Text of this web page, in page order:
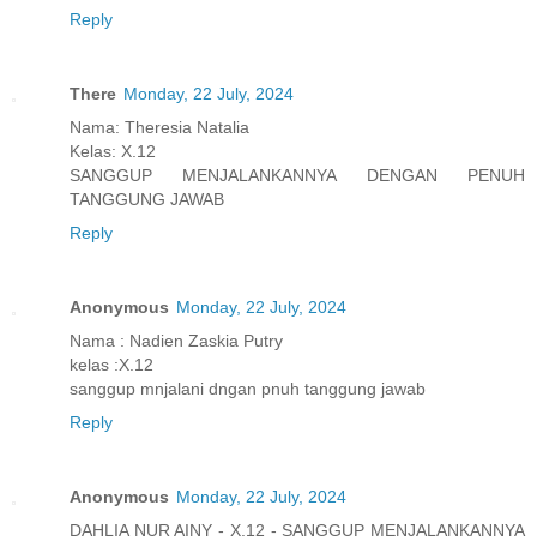
Reply
There Monday, 22 July, 2024
Nama: Theresia Natalia
Kelas: X.12
SANGGUP MENJALANKANNYA DENGAN PENUH
TANGGUNG JAWAB
Reply
Anonymous Monday, 22 July, 2024
Nama : Nadien Zaskia Putry
kelas :X.12
sanggup mnjalani dngan pnuh tanggung jawab
Reply
Anonymous Monday, 22 July, 2024
DAHLIA NUR AINY - X.12 - SANGGUP MENJALANKANNYA